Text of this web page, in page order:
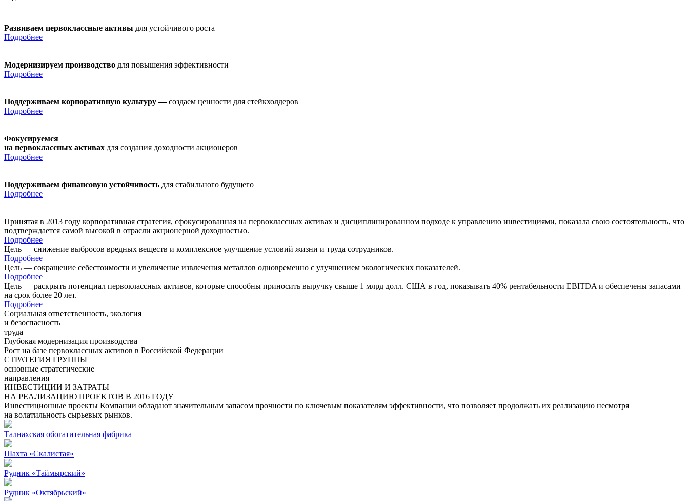
Развиваем первоклассные активы для устойчивого роста
Подробнее
Модернизируем производство для повышения эффективности
Подробнее
Поддерживаем корпоративную культуру —создаем ценности для стейкхолдеров
Подробнее
Фокусируемся
на первоклассных активах для создания доходности акционеров
Подробнее
Поддерживаем финансовую устойчивость для стабильного будущего
Подробнее
Принятая в 2013 году корпоративная стратегия, сфокусированная на первоклассных активах и дисциплинированном подходе к управлению инвестициями, показала свою состоятельность, что
подтверждается самой высокой в отрасли акционерной доходностью.
Подробнее
Цель — снижение выбросов вредных веществ и комплексное улучшение условий жизни и труда сотрудников.
Подробнее
Цель — сокращение себестоимости и увеличение извлечения металлов одновременно с улучшением экологических показателей.
Подробнее
Цель — раскрыть потенциал первоклассных активов, которые способны приносить выручку свыше 1 млрд долл. США в год, показывать 40% рентабельности EBITDA и обеспечены запасами
на срок более 20 лет.
Подробнее
Социальная ответственность, экология
и безоспасность
труда
Глубокая модернизация производства
Рост на базе первоклассных активов в Российской Федерации
СТРАТЕГИЯ ГРУППЫ
основные стратегические
направления
ИНВЕСТИЦИИ И ЗАТРАТЫ
НА РЕАЛИЗАЦИЮ ПРОЕКТОВ В 2016 ГОДУ
Инвестиционные проекты Компании обладают значительным запасом прочности по ключевым показателям эффективности, что позволяет продолжать их реализацию несмотря
на волатильность сырьевых рынков.
Талнахская обогатительная фабрика
Шахта «Скалистая»
Рудник «Таймырский»
Рудник «Октябрьский»